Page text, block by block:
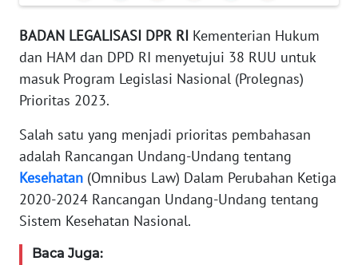
BADAN LEGALISASI DPR RI Kementerian Hukum
dan HAM dan DPD RI menyetujui 38 RUU untuk
masuk Program Legislasi Nasional (Prolegnas)
Prioritas 2023.
Salah satu yang menjadi prioritas pembahasan
adalah Rancangan Undang-Undang tentang
Kesehatan (Omnibus Law) Dalam Perubahan Ketiga
2020-2024 Rancangan Undang-Undang tentang
Sistem Kesehatan Nasional.
Baca Juga:
PERAPKI
WALINKI
INDEKS
BERITA
KONTAK
KAMI